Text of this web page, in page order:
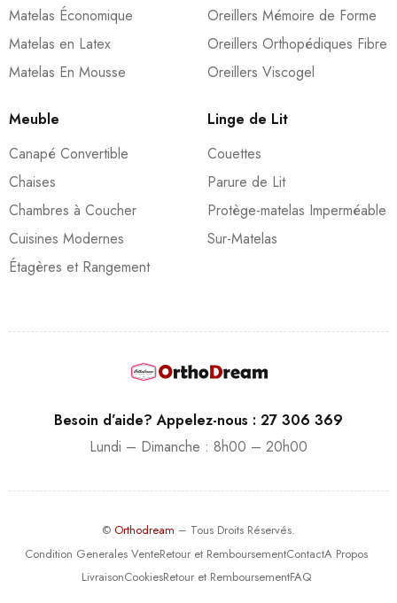
Matelas Économique
Matelas en Latex
Matelas En Mousse
Oreillers Mémoire de Forme
Oreillers Orthopédiques Fibre
Oreillers Viscogel
Meuble
Canapé Convertible
Chaises
Chambres à Coucher
Cuisines Modernes
Étagères et Rangement
Linge de Lit
Couettes
Parure de Lit
Protège-matelas Imperméable
Sur-Matelas
Besoin d’aide? Appelez-nous : 27 306 369
Lundi – Dimanche : 8h00 – 20h00
© Orthodream – Tous Droits Réservés.
Condition Generales VenteRetour et RemboursementContactA Propos
LivraisonCookiesRetour et RemboursementFAQ